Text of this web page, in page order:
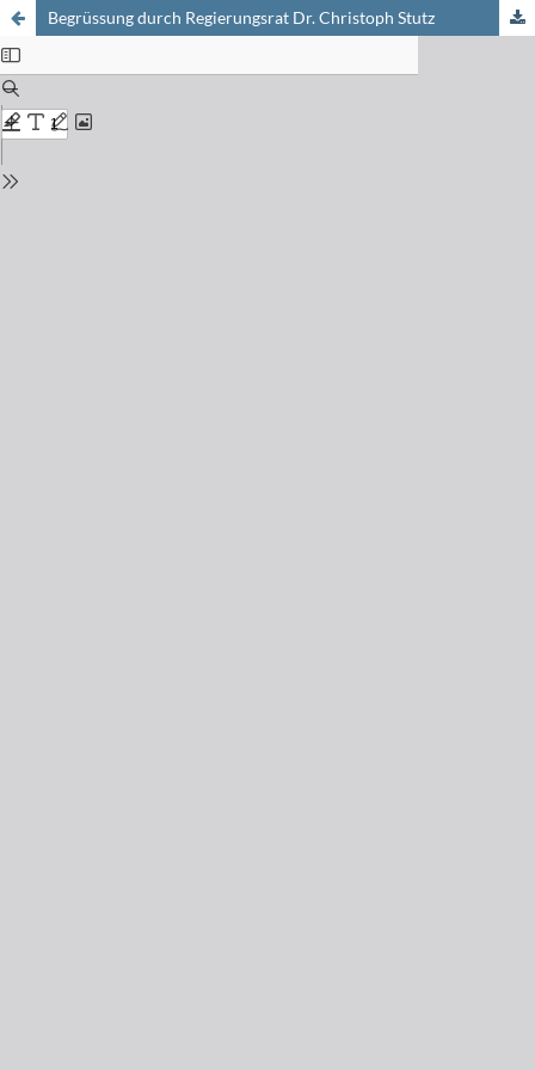
Begrüssung durch Regierungsrat Dr. Christoph Stutz